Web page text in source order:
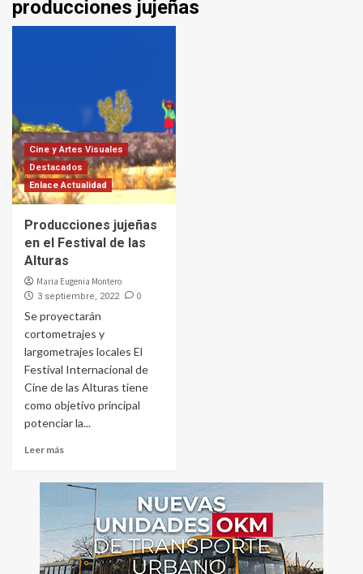
producciones jujeñas
Cine y Artes Visuales
Destacados
Enlace Actualidad
Producciones jujeñas
en el Festival de las
Alturas
Maria Eugenia Montero
3 septiembre, 2022 0
Se proyectarán
cortometrajes y
largometrajes locales El
Festival Internacional de
Cine de las Alturas tiene
como objetivo principal
potenciar la...
Leer más